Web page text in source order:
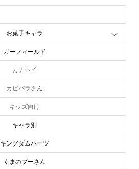
お菓子キャラ
ガーフィールド
カナヘイ
カピバラさん
キッズ向け
キャラ別
キングダムハーツ
くまのプーさん